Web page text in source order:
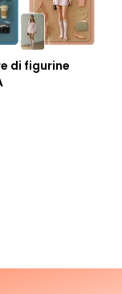
di figurine